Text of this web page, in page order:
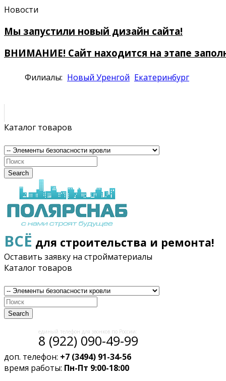
Новости
Мы запустили новый дизайн сайта!
ВНИМАНИЕ! Сайт находится на этапе
Филиалы: Новый Уренгой Екатеринбург
Каталог товаров
Search
ВСЁ для строительства и ремонта!
Оставить заявку на стройматериалы
Каталог товаров
Search
единый телефон для звонков по России:
8 (922) 090-49-99
доп. телефон: +7 (3494) 91-34-56
время работы: Пн-Пт 9:00-18:00